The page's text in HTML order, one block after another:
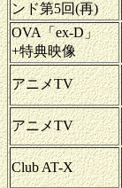
ンド第5回(再)
OVA「ex-D」
+特典映像
アニメTV
アニメTV
Club AT-X